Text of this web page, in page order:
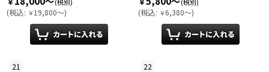
(税込: ￥19,800～) (税込: ￥6,380～)
21 22